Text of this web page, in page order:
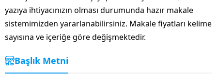
yazıya ihtiyacınızın olması durumunda hazır makale
sistemimizden yararlanabilirsiniz. Makale fiyatları kelime
sayısına ve içeriğe göre değişmektedir.
Başlık Metni